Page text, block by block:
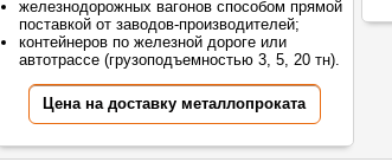
железнодорожных вагонов способом прямой
поставкой от заводов-производителей;
контейнеров по железной дороге или
автотрассе (грузоподъемностью 3, 5, 20 тн).
Цена на доставку металлопроката